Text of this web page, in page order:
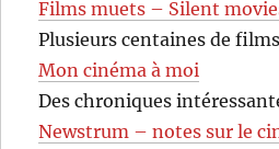
Films muets – Silent
Plusieurs centaines de
Mon cinéma à moi
Des chroniques
Newstrum – notes sur le